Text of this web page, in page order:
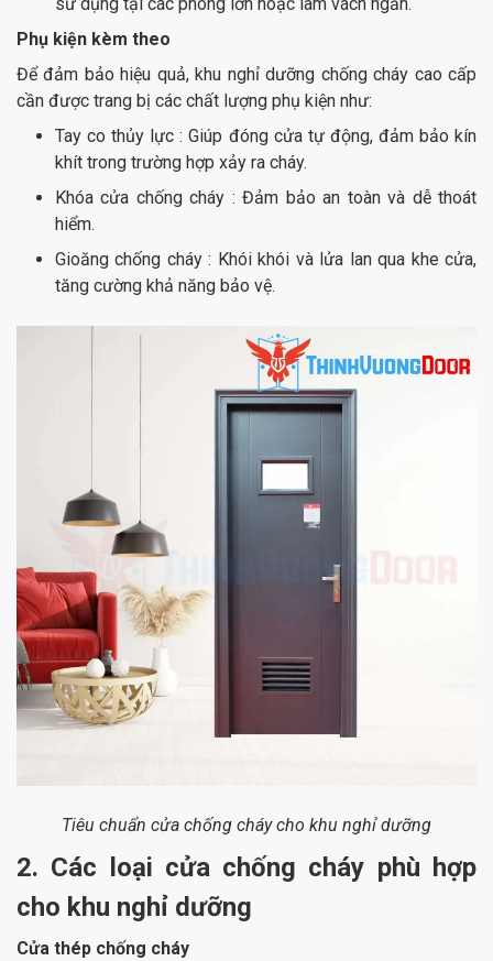
Phụ kiện kèm theo
Để đảm bảo hiệu quả, khu nghỉ dưỡng chống cháy cao cấp
cần được trang bị các chất lượng phụ kiện như:
Tay co thủy lực : Giúp đóng cửa tự động, đảm bảo kín
khít trong trường hợp xảy ra cháy.
Khóa cửa chống cháy : Đảm bảo an toàn và dễ thoát
hiểm.
Gioăng chống cháy : Khói khói và lửa lan qua khe cửa,
tăng cường khả năng bảo vệ.
Tiêu chuẩn cửa chống cháy cho khu nghỉ dưỡng
2. Các loại cửa chống cháy phù hợp
cho khu nghỉ dưỡng
Cửa thép chống cháy